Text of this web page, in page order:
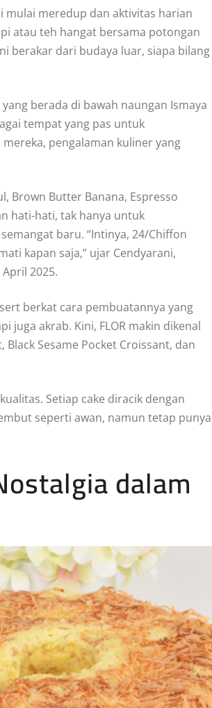
mulai meredup dan aktivitas harian
atau teh hangat bersama potongan
berakar dari budaya luar, siapa bilang
berada di bawah naungan Ismaya
tempat yang pas untuk
pengalaman kuliner yang
Brown Butter Banana, Espresso
hati-hati, tak hanya untuk
baru. “Intinya, 24/Chiffon
kapan saja,” ujar Cendyarani,
2025.
berkat cara pembuatannya yang
juga akrab. Kini, FLOR makin dikenal
Sesame Pocket Croissant, dan
Setiap cake diracik dengan
seperti awan, namun tetap punya
dalam